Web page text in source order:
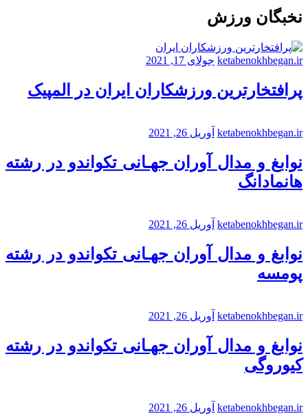
نخبگان ورزش
ketabenokhbegan.ir جولای 17, 2021
پرافتخارترین ورزشکاران ایران در المپیک
ketabenokhbegan.ir آوریل 26, 2021
نوابغ و مدال آوران جهـانی تکواندو در رشته
هانمادانگ
ketabenokhbegan.ir آوریل 26, 2021
نوابغ و مدال آوران جهـانی تکواندو در رشته
پومسه
ketabenokhbegan.ir آوریل 26, 2021
نوابغ و مدال آوران جهـانی تکواندو در رشته
کیوروگی
ketabenokhbegan.ir آوریل 26, 2021